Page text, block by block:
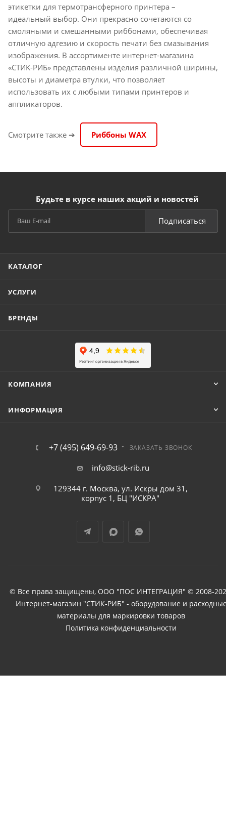
этикетки для термотрансферного принтера –
идеальный выбор. Они прекрасно сочетаются со
смоляными и смешанными риббонами, обеспечивая
отличную адгезию и скорость печати без смазывания
изображения. В ассортименте интернет-магазина
«СТИК-РИБ» представлены изделия различной ширины,
высоты и диаметра втулки, что позволяет
использовать их с любыми типами принтеров и
аппликаторов.
Смотрите также ➔ Риббоны WAX
Будьте в курсе наших акций и новостей
Подписаться
КАТАЛОГ
УСЛУГИ
БРЕНДЫ
КОМПАНИЯ
ИНФОРМАЦИЯ
+7 (495) 649-69-93 ЗАКАЗАТЬ ЗВОНОК
info@stick-rib.ru
129344 г. Москва, ул. Искры дом 31,
корпус 1, БЦ "ИСКРА"
© Все права защищены, ООО "ПОС ИНТЕГРАЦИЯ" © 2008-
Интернет-магазин "СТИК-РИБ" - оборудование и
материалы для маркировки товаров
Политика конфиденциальности